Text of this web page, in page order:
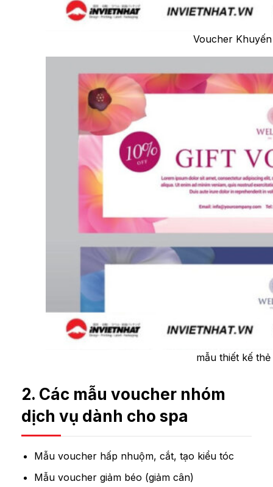
Voucher
mẫu thiết kế
2. Các mẫu voucher nhóm
dịch vụ dành cho spa
Mẫu voucher hấp nhuộm, cắt, tạo kiểu tóc
Mẫu voucher giảm béo (giảm cân)